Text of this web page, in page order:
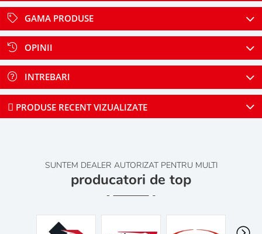
GAMA PRODUSE
OPINII
INTREBARI
PRODUSE RECENT VIZUALIZATE
SUNTEM DEALER AUTORIZAT PENTRU MULTI
producatori de top